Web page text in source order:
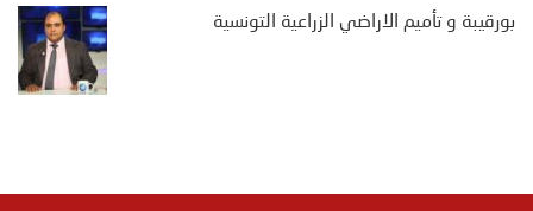
بورقيبة و تأميم الاراضي الزراعية التونسية